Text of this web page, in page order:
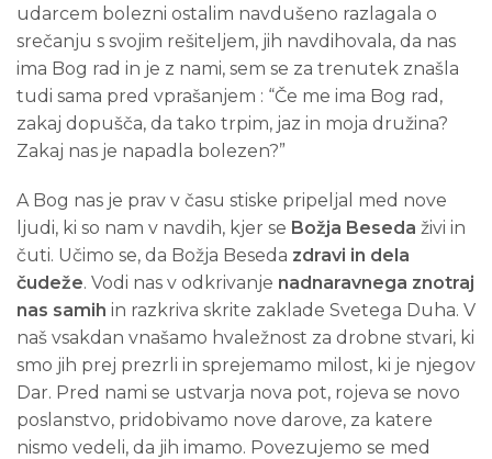
udarcem bolezni ostalim navdušeno razlagala o
srečanju s svojim rešiteljem, jih navdihovala, da nas
ima Bog rad in je z nami, sem se za trenutek znašla
tudi sama pred vprašanjem : “Če me ima Bog rad,
zakaj dopušča, da tako trpim, jaz in moja družina?
Zakaj nas je napadla bolezen?”
A Bog nas je prav v času stiske pripeljal med nove
ljudi, ki so nam v navdih, kjer se Božja Beseda živi in
čuti. Učimo se, da Božja Beseda zdravi in dela
čudeže. Vodi nas v odkrivanje nadnaravnega znotraj
nas samih in razkriva skrite zaklade Svetega Duha. V
naš vsakdan vnašamo hvaležnost za drobne stvari, ki
smo jih prej prezrli in sprejemamo milost, ki je njegov
Dar. Pred nami se ustvarja nova pot, rojeva se novo
poslanstvo, pridobivamo nove darove, za katere
nismo vedeli, da jih imamo. Povezujemo se med